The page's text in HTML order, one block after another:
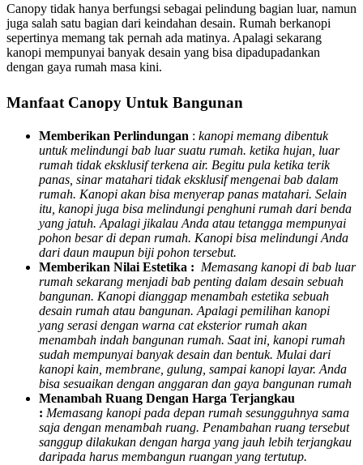
Canopy tidak hanya berfungsi sebagai pelindung bagian luar, namun
juga salah satu bagian dari keindahan desain. Rumah berkanopi
sepertinya memang tak pernah ada matinya. Apalagi sekarang
kanopi mempunyai banyak desain yang bisa dipadupadankan
dengan gaya rumah masa kini.
Manfaat Canopy Untuk Bangunan
Memberikan Perlindungan : kanopi memang dibentuk
untuk melindungi bab luar suatu rumah. ketika hujan, luar
rumah tidak eksklusif terkena air. Begitu pula ketika terik
panas, sinar matahari tidak eksklusif mengenai bab dalam
rumah. Kanopi akan bisa menyerap panas matahari. Selain
itu, kanopi juga bisa melindungi penghuni rumah dari benda
yang jatuh. Apalagi jikalau Anda atau tetangga mempunyai
pohon besar di depan rumah. Kanopi bisa melindungi Anda
dari daun maupun biji pohon tersebut.
Memberikan Nilai Estetika : Memasang kanopi di bab luar
rumah sekarang menjadi bab penting dalam desain sebuah
bangunan. Kanopi dianggap menambah estetika sebuah
desain rumah atau bangunan. Apalagi pemilihan kanopi
yang serasi dengan warna cat eksterior rumah akan
menambah indah bangunan rumah. Saat ini, kanopi rumah
sudah mempunyai banyak desain dan bentuk. Mulai dari
kanopi kain, membrane, gulung, sampai kanopi layar. Anda
bisa sesuaikan dengan anggaran dan gaya bangunan rumah
Menambah Ruang Dengan Harga Terjangkau
: Memasang kanopi pada depan rumah sesungguhnya sama
saja dengan menambah ruang. Penambahan ruang tersebut
sanggup dilakukan dengan harga yang jauh lebih terjangkau
daripada harus membangun ruangan yang tertutup.